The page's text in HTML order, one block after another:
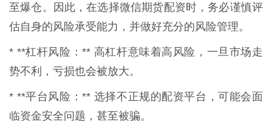
至爆仓。因此，在选择微信期货配资时，务必谨慎评
估自身的风险承受能力，并做好充分的风险管理。
* **杠杆风险：** 高杠杆意味着高风险，一旦市场走
势不利，亏损也会被放大。
* **平台风险：** 选择不正规的配资平台，可能会面
临资金安全问题，甚至被骗。